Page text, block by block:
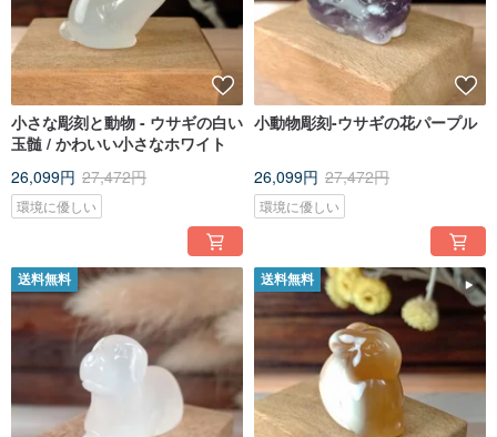
小さな彫刻と動物 - ウサギの白い
玉髄 / かわいい小さなホワイト
26,099円 27,472円
環境に優しい
小動物彫刻-ウサギの花パープル
26,099円 27,472円
環境に優しい
送料無料 送料無料